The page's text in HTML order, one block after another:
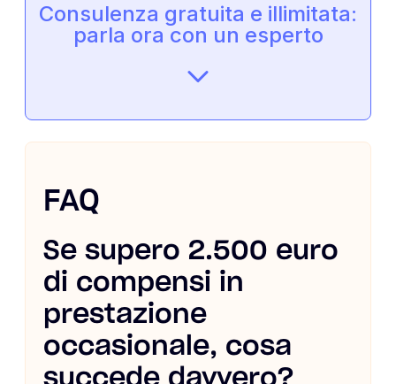
Consulenza gratuita e illimitata:
parla ora con un esperto
FAQ
Se supero 2.500 euro
di compensi in
prestazione
occasionale, cosa